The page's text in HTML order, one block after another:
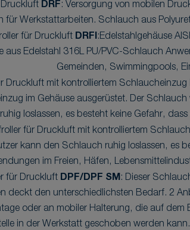
DRF : Versorgung von mobilen
für Werkstattarbeiten. Schlauch aus
für Druckluft DRFI :Edelstahlgehäuse
aus Edelstahl 316L PU/PVC-Schlauch
Gemeinden, Swimmingpools,
Druckluft mit kontrolliertem Schlaucheinzug
im Gehäuse ausgerüstet. Der
loslassen, es besteht keine Gefahr,
für Druckluft mit kontrolliertem
kann den Schlauch ruhig loslassen, es
im Freien, Häfen,
für DruckluftDPF/DPF SM: Dieser
deckt den unterschiedlichsten Bedarf. 2
oder an mobiler Halterung, die auf
in der Werkstatt geschoben werden